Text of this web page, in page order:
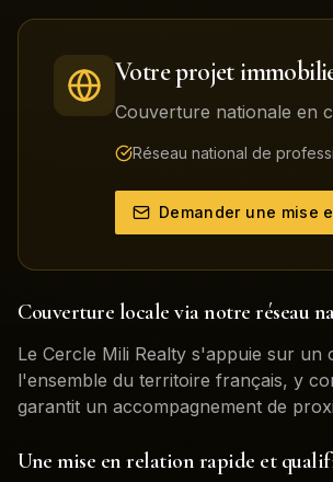
Votre projet
Couverture nationale en
Réseau national de
Demander une mise
Couverture locale via notre réseau
Le Cercle Mili Realty s'appuie sur
l'ensemble du territoire français, y
garantit un accompagnement de
Une mise en relation rapide et